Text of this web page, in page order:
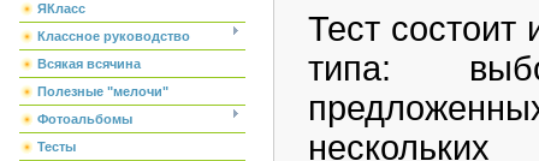
ЯКласс
Классное руководство
Всякая всячина
Полезные "мелочи"
Фотоальбомы
Тесты
Тест состоит
типа: